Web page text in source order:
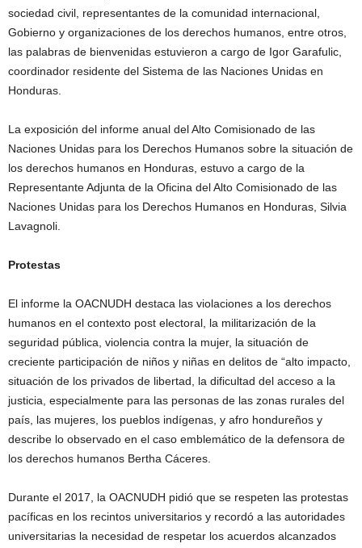
sociedad civil, representantes de la comunidad internacional,
Gobierno y organizaciones de los derechos humanos, entre otros,
las palabras de bienvenidas estuvieron a cargo de Igor Garafulic,
coordinador residente del Sistema de las Naciones Unidas en
Honduras.
La exposición del informe anual del Alto Comisionado de las
Naciones Unidas para los Derechos Humanos sobre la situación de
los derechos humanos en Honduras, estuvo a cargo de la
Representante Adjunta de la Oficina del Alto Comisionado de las
Naciones Unidas para los Derechos Humanos en Honduras, Silvia
Lavagnoli.
Protestas
El informe la OACNUDH destaca las violaciones a los derechos
humanos en el contexto post electoral, la militarización de la
seguridad pública, violencia contra la mujer, la situación de
creciente participación de niños y niñas en delitos de “alto impacto,
situación de los privados de libertad, la dificultad del acceso a la
justicia, especialmente para las personas de las zonas rurales del
país, las mujeres, los pueblos indígenas, y afro hondureños y
describe lo observado en el caso emblemático de la defensora de
los derechos humanos Bertha Cáceres.
Durante el 2017, la OACNUDH pidió que se respeten las protestas
pacíficas en los recintos universitarios y recordó a las autoridades
universitarias la necesidad de respetar los acuerdos alcanzados